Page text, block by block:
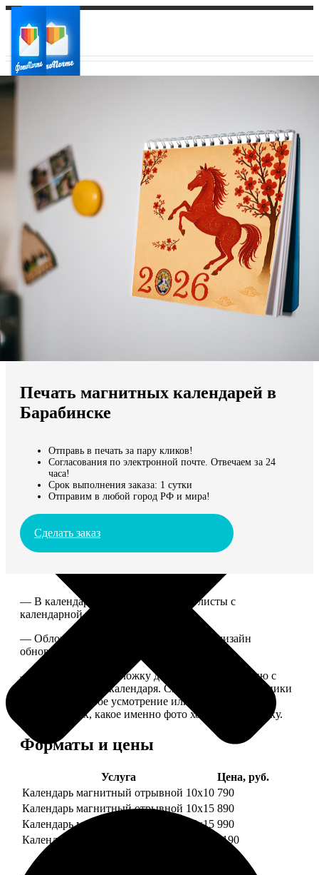
Ваш регион доставки
Выберите из списка:
Мы доставляем по всему миру
Продолжить без города
Печать магнитных календарей в
Барабинске
Отправь в печать за пару кликов!
Согласования по электронной почте. Отвечаем за 24
часа!
Срок выполнения заказа: 1 сутки
Отправим в любой город РФ и мира!
Сделать заказ
— В календаре 13 листов: обложка+листы с
календарной сеткой.
— Обложка для календаря стандартная, дизайн
обновляем каждый год.
— В кружочек на обложку добавляем фотографию с
одной из страниц календаря. Снимок наши сотрудники
выбирают на свое усмотрение или пишите в
комментариях, какое именно фото хотите на обложку.
Форматы и цены
Услуга
Цена, руб.
Календарь магнитный отрывной 10x10 790
Календарь магнитный отрывной 10x15 890
Календарь магнитный отрывной 15x15 990
Календарь магнитный отрывной 15x20
1190